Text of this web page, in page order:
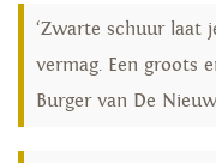
‘Zwarte schuur laat
vermag. Een groots
Burger van De